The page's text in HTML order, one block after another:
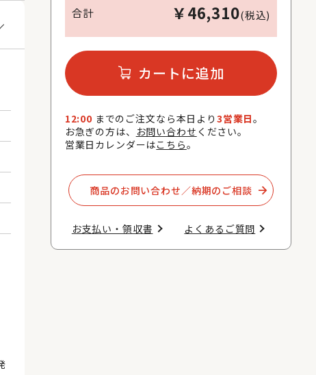
合計 ￥46,310(税込)
カートに追加
12:00 までのご注文なら本日より 3営業日。
お急ぎの方は、
お問い合わせ ください。
営業日カレンダーはこちら。
商品のお問い合わせ／納期のご相談​
お支払い・領収書​ よくあるご質問​